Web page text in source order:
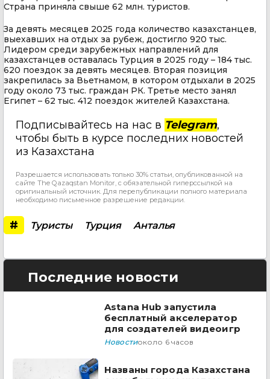
Страна приняла свыше 62 млн. туристов.
За девять месяцев 2025 года количество казахстанцев,
выехавших на отдых за рубеж, достигло 920 тыс.
Лидером среди зарубежных направлений для
казахстанцев оставалась Турция в 2025 году – 184 тыс.
620 поездок за девять месяцев. Вторая позиция
закрепилась за Вьетнамом, в котором отдыхали в 2025
году около 73 тыс. граждан РК. Третье место занял
Египет – 62 тыс. 412 поездок жителей Казахстана.
Подписывайтесь на нас в Telegram,
чтобы быть в курсе последних новостей
из Казахстана
Разрешается использовать только 30% статьи, опубликованной на
сайте The Qazaqstan Monitor, с обязательной гиперссылкой на
оригинальный источник. Для перепубликации полного материала
необходимо письменное разрешение редакции.
# Туристы Турция Анталья
Последние новости
Astana Hub запустила
бесплатный акселератор
для создателей видеоигр
Новостиоколо 6 часов
Названы города Казахстана